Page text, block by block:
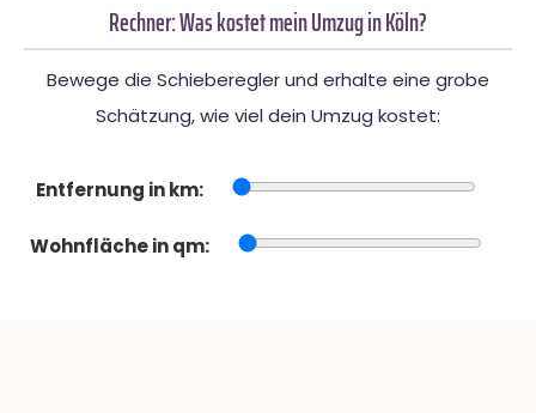
Rechner: Was kostet mein Umzug in Köln?
Bewege die Schieberegler und erhalte eine grobe
Schätzung, wie viel dein Umzug kostet:
Entfernung in km:
Wohnfläche in qm: